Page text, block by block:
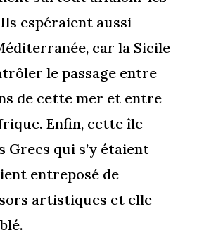
espéraient aussi
car la Sicile
le passage entre
de cette mer et entre
Enfin, cette île
Grecs qui s’y étaient
entreposé de
artistiques et elle